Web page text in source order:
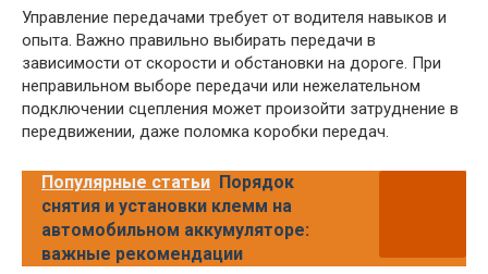
Управление передачами требует от водителя навыков и
опыта. Важно правильно выбирать передачи в
зависимости от скорости и обстановки на дороге. При
неправильном выборе передачи или нежелательном
подключении сцепления может произойти затруднение в
передвижении, даже поломка коробки передач.
Популярные статьи Порядок
снятия и установки клемм на
автомобильном аккумуляторе:
важные рекомендации